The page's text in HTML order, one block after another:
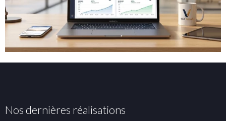
Nos dernières réalisations